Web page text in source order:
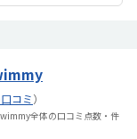
コミ）
全体の口コミ点数・件